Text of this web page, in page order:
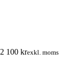
2 100 krPrisintervall:
exkl. moms